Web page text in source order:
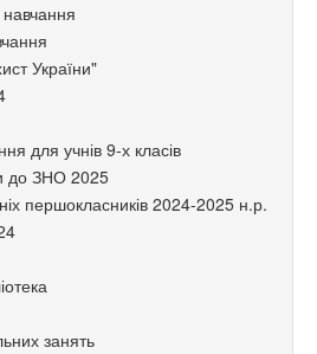
України"
для учнів 9-х класів
до ЗНО 2025
Батькам майбутніх першокласників 2024-2025 н.р.
занять